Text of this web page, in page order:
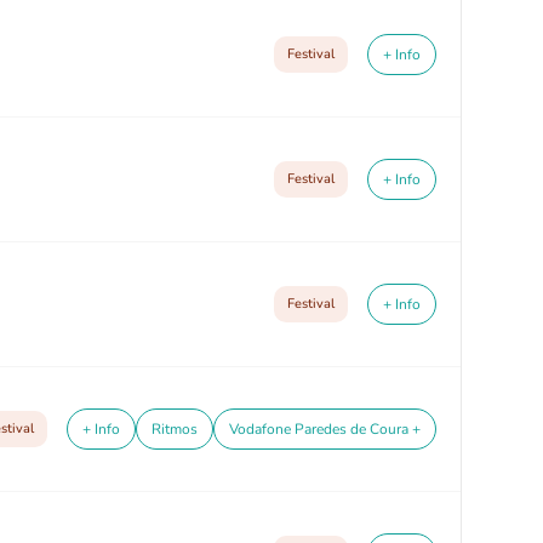
Festival + Info
Festival + Info
Festival + Info
+ Info Ritmos Vodafone Paredes de Coura +